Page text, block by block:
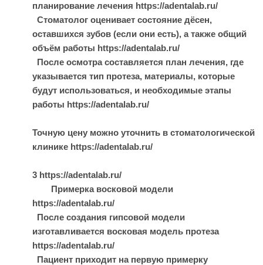
планирование лечения https://adentalab.ru/
Стоматолог оценивает состояние дёсен,
оставшихся зубов (если они есть), а также общий
объём работы https://adentalab.ru/
После осмотра составляется план лечения, где
указывается тип протеза, материалы, которые
будут использоваться, и необходимые этапы
работы https://adentalab.ru/
Точную цену можно уточнить в стоматологической
клинике https://adentalab.ru/
3 https://adentalab.ru/
Примерка восковой модели
https://adentalab.ru/
После создания гипсовой модели
изготавливается восковая модель протеза
https://adentalab.ru/
Пациент приходит на первую примерку